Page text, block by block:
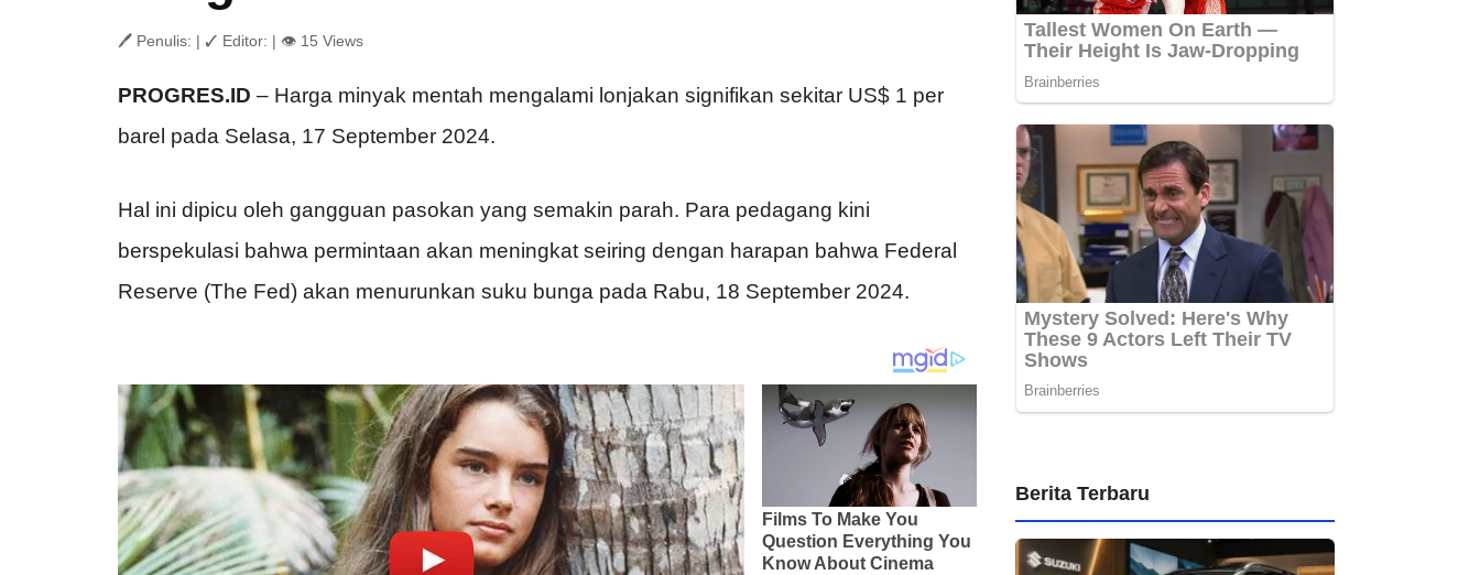
🖊 Penulis: | ✓ Editor: | 👁 15 Views
PROGRES.ID – Harga minyak mentah mengalami lonjakan signifikan sekitar US$ 1 per
barel pada Selasa, 17 September 2024.
Hal ini dipicu oleh gangguan pasokan yang semakin parah. Para pedagang kini
berspekulasi bahwa permintaan akan meningkat seiring dengan harapan bahwa Federal
Reserve (The Fed) akan menurunkan suku bunga pada Rabu, 18 September 2024.
Berita Terbaru